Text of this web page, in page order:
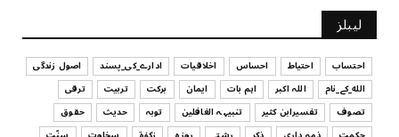
UNCATEGORIZED
کیا آپ اپنے باس کو مؤثر طریقے سے منظم کر رہے ہیں
July 29, 2026
UNCATEGORIZED
اس وقت آپ کا موڈ کیسا ہے؟
لیبلز
احتساب احتیاط احساس اخلاقیات ادارے_کی_پسند
اصول زندگی
الله_کے_نام
اللہ اکبر اہم بات ایمان برکت تربیت
ترقی
تصوف
تفسیرابن کثیر تنبیہہ الغافلین توبہ حدیث
حقوق